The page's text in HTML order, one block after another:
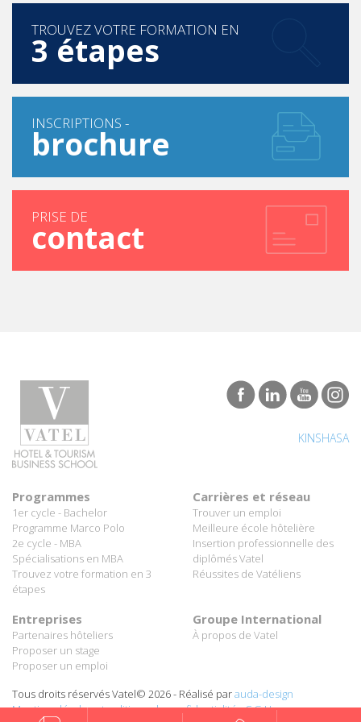
TROUVEZ VOTRE FORMATION EN
3 étapes
INSCRIPTIONS -
brochure
PRISE DE
contact
KINSHASA
Programmes
1er cycle - Bachelor
Programme Marco Polo
2e cycle - MBA
Spécialisations en MBA
Trouvez votre formation en 3
étapes
Carrières et réseau
Trouver un emploi
Meilleure école hôtelière
Insertion professionnelle des
diplômés Vatel
Réussites de Vatéliens
Entreprises
Partenaires hôteliers
Proposer un stage
Proposer un emploi
Groupe International
À propos de Vatel
Tous droits réservés Vatel© 2026 - Réalisé parauda-design
Mentions légales et politique de confidentialité-C.G.U.